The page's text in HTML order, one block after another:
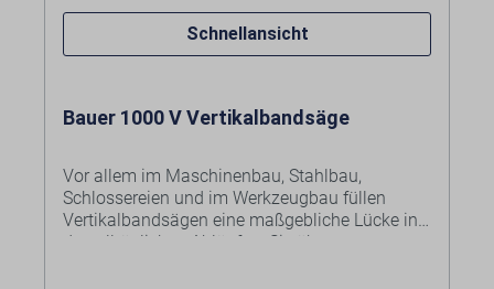
Schnellansicht
Bauer 1000 V Vertikalbandsäge
Vor allem im Maschinenbau, Stahlbau,
Schlossereien und im Werkzeugbau füllen
Vertikalbandsägen eine maßgebliche Lücke in
den alltäglichen Abläufen. Sie überzeugen